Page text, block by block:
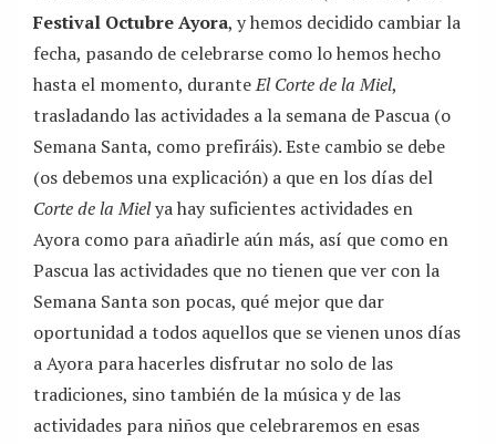
Festival Octubre Ayora, y hemos decidido cambiar la
fecha, pasando de celebrarse como lo hemos hecho
hasta el momento, duranteEl Corte de la Miel,
trasladando las actividades a la semana de Pascua (o
Semana Santa, como prefiráis). Este cambio se debe
(os debemos una explicación) a que en los días del
Corte de la Mielya hay suficientes actividades en
Ayora como para añadirle aún más, así que como en
Pascua las actividades que no tienen que ver con la
Semana Santa son pocas, qué mejor que dar
oportunidad a todos aquellos que se vienen unos días
a Ayora para hacerles disfrutar no solo de las
tradiciones, sino también de la música y de las
actividades para niños que celebraremos en esas